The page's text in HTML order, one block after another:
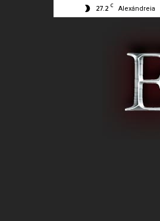
27.2 C Alexándreia